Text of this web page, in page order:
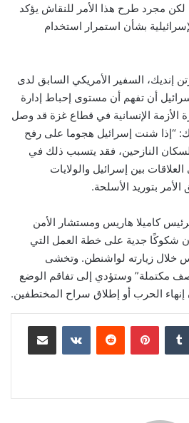
لكن مجرد طرح هذا الأمر للنقاش يؤكد
بشأن استمرار استخدام
إنديك، السفير الأمريكي السابق لدى
أن تفهم أن مستوى إحباط إدارة
الأزمة الإنسانية في قطاع غزة قد وصل
“إذا شنت إسرائيل هجوما على رفح
النازحين، فقد يتسبب ذلك في
بين إسرائيل والولايات
بتوريد الأسلحة.
كاميلا هاريس ومستشار الأمن
شكوكًا جدية على خطة العمل التي
خلال زيارته لواشنطن. وتخشى
مكتملة” وستؤدي إلى تفاقم الوضع
الحرب أو إطلاق سراح المختطفين.
بينتيريست مشاركة عبر البريد